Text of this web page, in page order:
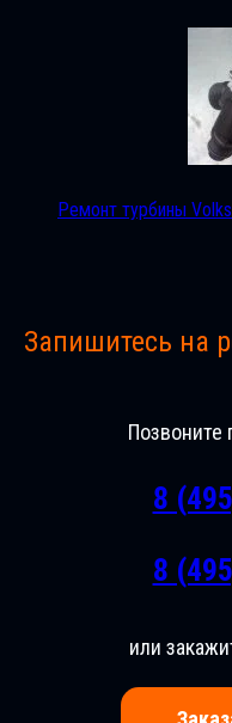
Ремонт турбины
Запишитесь на
Позвоните
8
8
или